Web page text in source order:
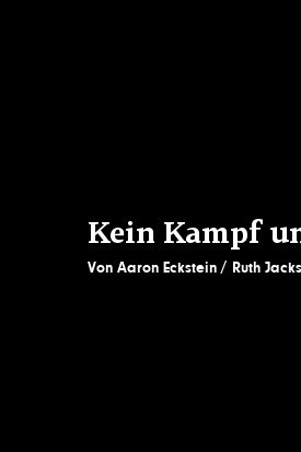
Kein Kampf
VonAaron Eckstein Ruth